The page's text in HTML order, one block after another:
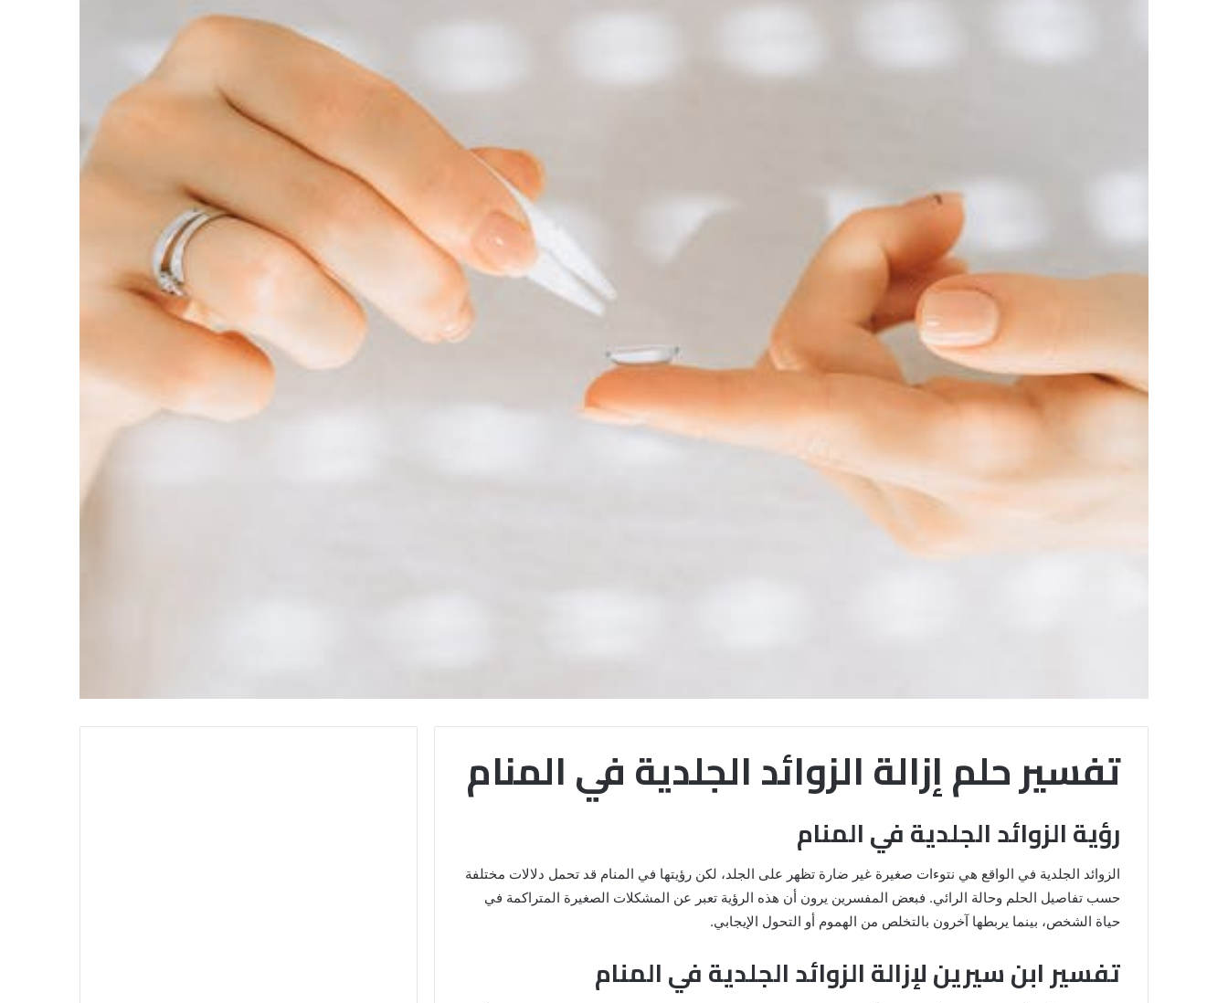
تفسير حلم إزالة الزوائد الجلدية في المنام
رؤية الزوائد الجلدية في المنام
الزوائد الجلدية في الواقع هي نتوءات صغيرة غير ضارة تظهر على الجلد، لكن رؤيتها في المنام قد تحمل دلالات مختلفة
حسب تفاصيل الحلم وحالة الرائي. فبعض المفسرين يرون أن هذه الرؤية تعبر عن المشكلات الصغيرة المتراكمة في
حياة الشخص، بينما يربطها آخرون بالتخلص من الهموم أو التحول الإيجابي.
تفسير ابن سيرين لإزالة الزوائد الجلدية في المنام